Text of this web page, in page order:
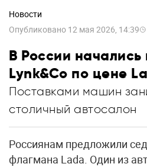
Новости
Опубликовано 12 мая 2026, 14:39
В России
Lynk&Co по цене
Поставками машин
столичный автосалон
Россиянам предложили
флагмана Lada. Один из